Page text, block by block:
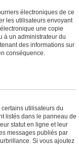
électroniques de ce
les utilisateurs envoyant
une copie
à un administrateur du
des informations sur
conséquence.
utilisateurs du
listés dans le panneau de
statut en ligne et leur
messages publiés par
Si vous ajoutez